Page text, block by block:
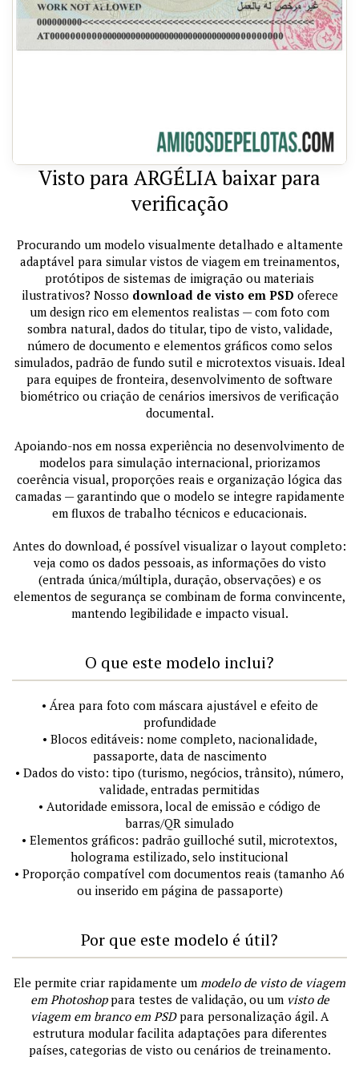
Visto para ARGÉLIA baixar para
verificação
Procurando um modelo visualmente detalhado e altamente
adaptável para simular vistos de viagem em treinamentos,
protótipos de sistemas de imigração ou materiais
ilustrativos? Nosso download de visto em PSD oferece
um design rico em elementos realistas — com foto com
sombra natural, dados do titular, tipo de visto, validade,
número de documento e elementos gráficos como selos
simulados, padrão de fundo sutil e microtextos visuais. Ideal
para equipes de fronteira, desenvolvimento de software
biométrico ou criação de cenários imersivos de verificação
documental.
Apoiando-nos em nossa experiência no desenvolvimento de
modelos para simulação internacional, priorizamos
coerência visual, proporções reais e organização lógica das
camadas — garantindo que o modelo se integre rapidamente
em fluxos de trabalho técnicos e educacionais.
Antes do download, é possível visualizar o layout completo:
veja como os dados pessoais, as informações do visto
(entrada única/múltipla, duração, observações) e os
elementos de segurança se combinam de forma convincente,
mantendo legibilidade e impacto visual.
O que este modelo inclui?
• Área para foto com máscara ajustável e efeito de
profundidade
• Blocos editáveis: nome completo, nacionalidade,
passaporte, data de nascimento
• Dados do visto: tipo (turismo, negócios, trânsito), número,
validade, entradas permitidas
• Autoridade emissora, local de emissão e código de
barras/QR simulado
• Elementos gráficos: padrão guilloché sutil, microtextos,
holograma estilizado, selo institucional
• Proporção compatível com documentos reais (tamanho A6
ou inserido em página de passaporte)
Por que este modelo é útil?
Ele permite criar rapidamente um modelo de visto de viagem
em Photoshoppara testes de validação, ou um visto de
viagem em branco em PSDpara personalização ágil. A
estrutura modular facilita adaptações para diferentes
países, categorias de visto ou cenários de treinamento.